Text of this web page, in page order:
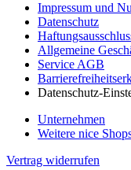
Impressum und
Datenschutz
Allgemeine
Service AGB
Datenschutz-
Unternehmen
Weitere nice
Vertrag widerrufen